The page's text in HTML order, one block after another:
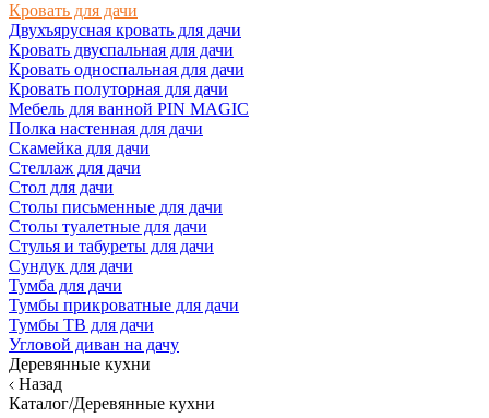
Кровать для дачи
Двухъярусная кровать для дачи
Кровать двуспальная для дачи
Кровать односпальная для дачи
Кровать полуторная для дачи
Мебель для ванной PIN MAGIC
Полка настенная для дачи
Скамейка для дачи
Стеллаж для дачи
Стол для дачи
Столы письменные для дачи
Столы туалетные для дачи
Стулья и табуреты для дачи
Сундук для дачи
Тумба для дачи
Тумбы прикроватные для дачи
Тумбы ТВ для дачи
Угловой диван на дачу
Деревянные кухни
Назад
Каталог/Деревянные кухни